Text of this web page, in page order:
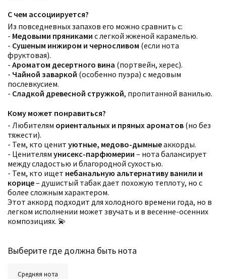
С чем ассоциируется?
Из повседневных запахов его можно сравнить с:
- Медовыми пряниками с легкой жженой карамелью.
- Сушеным инжиром и черносливом (если нота
фруктовая).
- Ароматом десертного вина (портвейн, херес).
- Чайной заваркой (особенно пуэра) с медовым
послевкусием.
- Сладкой древесной стружкой, пропитанной ванилью.
Кому может понравиться?
- Любителям ориентальных и пряных ароматов (но без
тяжести).
- Тем, кто ценит уютные, медово-дымныеаккорды.
- Ценителям унисекс-парфюмерии – нота балансирует
между сладостью и благородной сухостью.
- Тем, кто ищет небанальную альтернативу ванили и
корице– душистый табак дает похожую теплоту, но с
более сложным характером.
Этот аккорд подходит для холодного времени года, но в
легком исполнении может звучать и в весенне-осенних
композициях. 💫
Выберите где должна быть нота
Средняя нота
Аккорды
Ноты
Ароматы за последние годы
Бренды
Страна производитель